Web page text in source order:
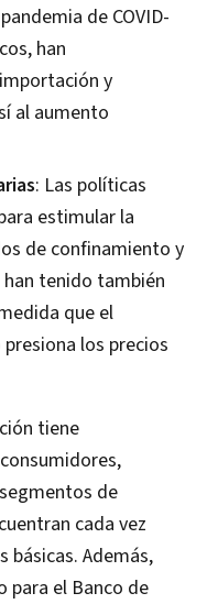
de COVID-
han
y
al aumento
: Las políticas
estimular la
de confinamiento y
tenido también
que el
los precios
tiene
de
cada vez
básicas. Además,
para el Banco de